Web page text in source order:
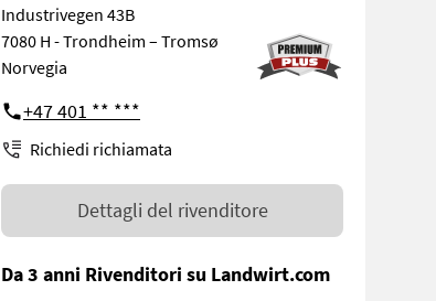
Industrivegen 43B
7080 H - Trondheim – Tromsø
Norvegia
+47 401 ** ***
Richiedi richiamata
Dettagli del rivenditore
Da 3 anni Rivenditori su Landwirt.com